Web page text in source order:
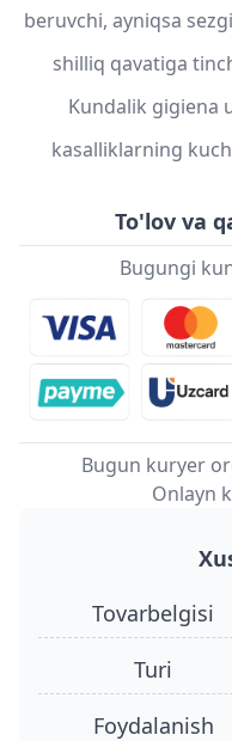
beruvchi, ayniqsa
shilliq qavatiga
Kundalik gigiena
kasalliklarning
To'lov va
Bugungi
Bugun kuryer
Onlayn
Tovarbelgisi
turi
foydalanish